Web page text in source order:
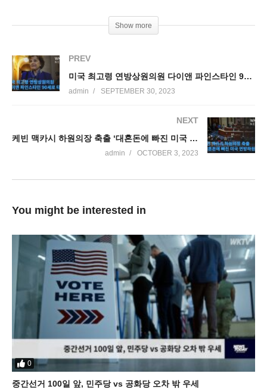
Show more
PREV
미국 최고령 연방상원의원 다이앤 파인스타인 90세로 타계
admin SEPTEMBER 30, 2023
NEXT
케빈 맥카시 하원의장 축출 ‘대혼돈에 빠진 미국 연방하원’
admin OCTOBER 3, 2023
You might be interested in
0
중간선거 100일 앞, 민주당 vs 공화당 오차 밖 우세